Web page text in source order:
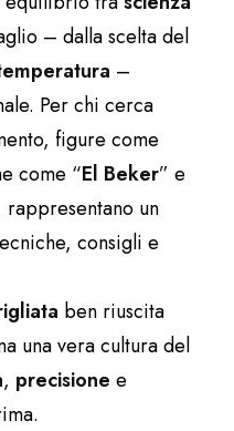
– dalla scelta del
–
Per chi cerca
figure come
come “El Beker” e
rappresentano un
consigli e
ben riuscita
una vera cultura del
, precisione e